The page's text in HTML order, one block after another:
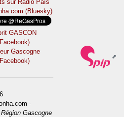
sur Ràdio País
(Bluesky)
GASCON
Gascogne
-
Région Gascogne